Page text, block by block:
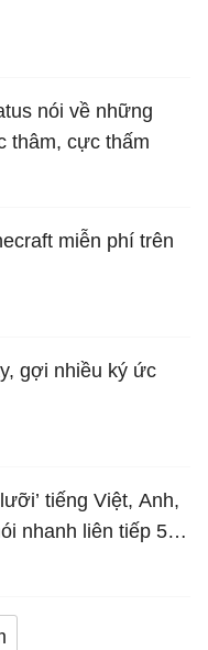
nói về những
thâm, cực thấm
miễn phí trên
gợi nhiều ký ức
tiếng Việt, Anh,
nhanh liên tiếp 5